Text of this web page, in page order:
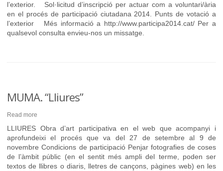
l’exterior. Sol·licitud d’inscripció per actuar com a voluntari/ària
en el procés de participació ciutadana 2014. Punts de votació a
l’exterior Més informació a http://www.participa2014.cat/ Per a
qualsevol consulta envieu-nos un missatge.
MUMA. “Lliures”
Read more
LLIURES Obra d’art participativa en el web que acompanyi i
aprofundeixi el procés que va del 27 de setembre al 9 de
novembre Condicions de participació Penjar fotografies de coses
de l’àmbit públic (en el sentit més ampli del terme, poden ser
textos de llibres o diaris, lletres de cançons, pàgines web) en les